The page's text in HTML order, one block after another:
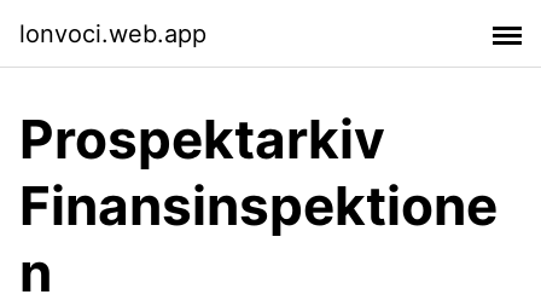
lonvoci.web.app
Prospektarkiv
Finansinspektione
n